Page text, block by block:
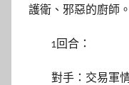
護衛、邪惡的廚師。
1回合：
對手：交易軍